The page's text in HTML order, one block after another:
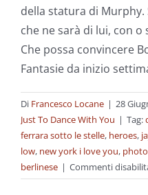
della statura di
che ne sarà di lui, con o
Che possa convincere
Fantasie da inizio
Di Francesco Locane | 28
Just To Dance With You | Tag:
ferrara sotto le stelle, heroes,
low, new york i love you,
berlinese | Commenti